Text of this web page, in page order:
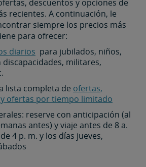
descuentos y opciones de
recientes. A continuación, le
siempre los precios más
para ofrecer:
diarios para jubilados, niños,
discapacidades, militares,
lista completa de ofertas,
ofertas por tiempo limitado
reserve con anticipación (al
antes) y viaje antes de 8 a.
4 p. m. y los días jueves,